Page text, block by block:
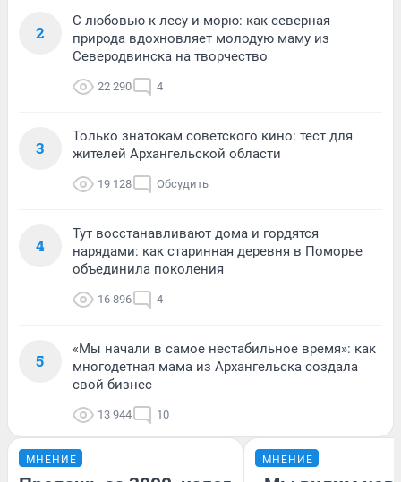
2
С любовью к лесу и морю: как северная
природа вдохновляет молодую маму из
Северодвинска на творчество
22 290 4
3
Только знатокам советского кино: тест для
жителей Архангельской области
19 128 Обсудить
4
Тут восстанавливают дома и гордятся
нарядами: как старинная деревня в Поморье
объединила поколения
16 896 4
5
«Мы начали в самое нестабильное время»: как
многодетная мама из Архангельска создала
свой бизнес
13 944 10
МНЕНИЕ МНЕНИЕ